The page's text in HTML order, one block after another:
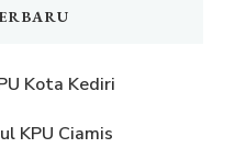
Kota Kediri
KPU Ciamis